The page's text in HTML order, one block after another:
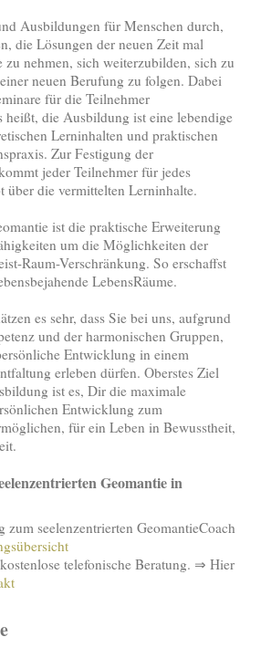
Ausbildungen für Menschen durch,
die Lösungen der neuen Zeit mal
zu nehmen, sich weiterzubilden, sich zu
neuen Berufung zu folgen. Dabei
für die Teilnehmer
heißt, die Ausbildung ist eine lebendige
Lerninhalten und praktischen
Zur Festigung der
jeder Teilnehmer für jedes
über die vermittelten Lerninhalte.
ist die praktische Erweiterung
um die Möglichkeiten der
Raum-Verschränkung. So erschaffst
LebensRäume.
es sehr, dass Sie bei uns, aufgrund
und der harmonischen Gruppen,
Entwicklung in einem
erleben dürfen. Oberstes Ziel
ist es, Dir die maximale
Entwicklung zum
für ein Leben in Bewusstheit,
Geomantie in
zum seelenzentrierten GeomantieCoach
telefonische Beratung. ⇒ Hier